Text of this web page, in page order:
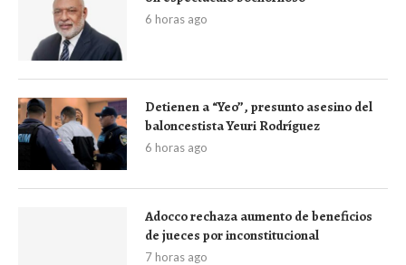
6 horas ago
Detienen a “Yeo”, presunto asesino del
baloncestista Yeuri Rodríguez
6 horas ago
Adocco rechaza aumento de beneficios
de jueces por inconstitucional
7 horas ago